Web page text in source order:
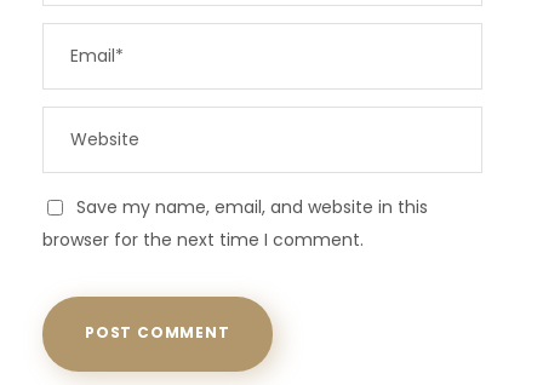
Save my name, email, and website in this
browser for the next time I comment.